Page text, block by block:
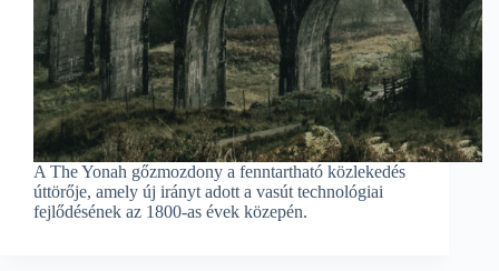
A The Yonah gőzmozdony a fenntartható közlekedés
úttörője, amely új irányt adott a vasút technológiai
fejlődésének az 1800-as évek közepén.